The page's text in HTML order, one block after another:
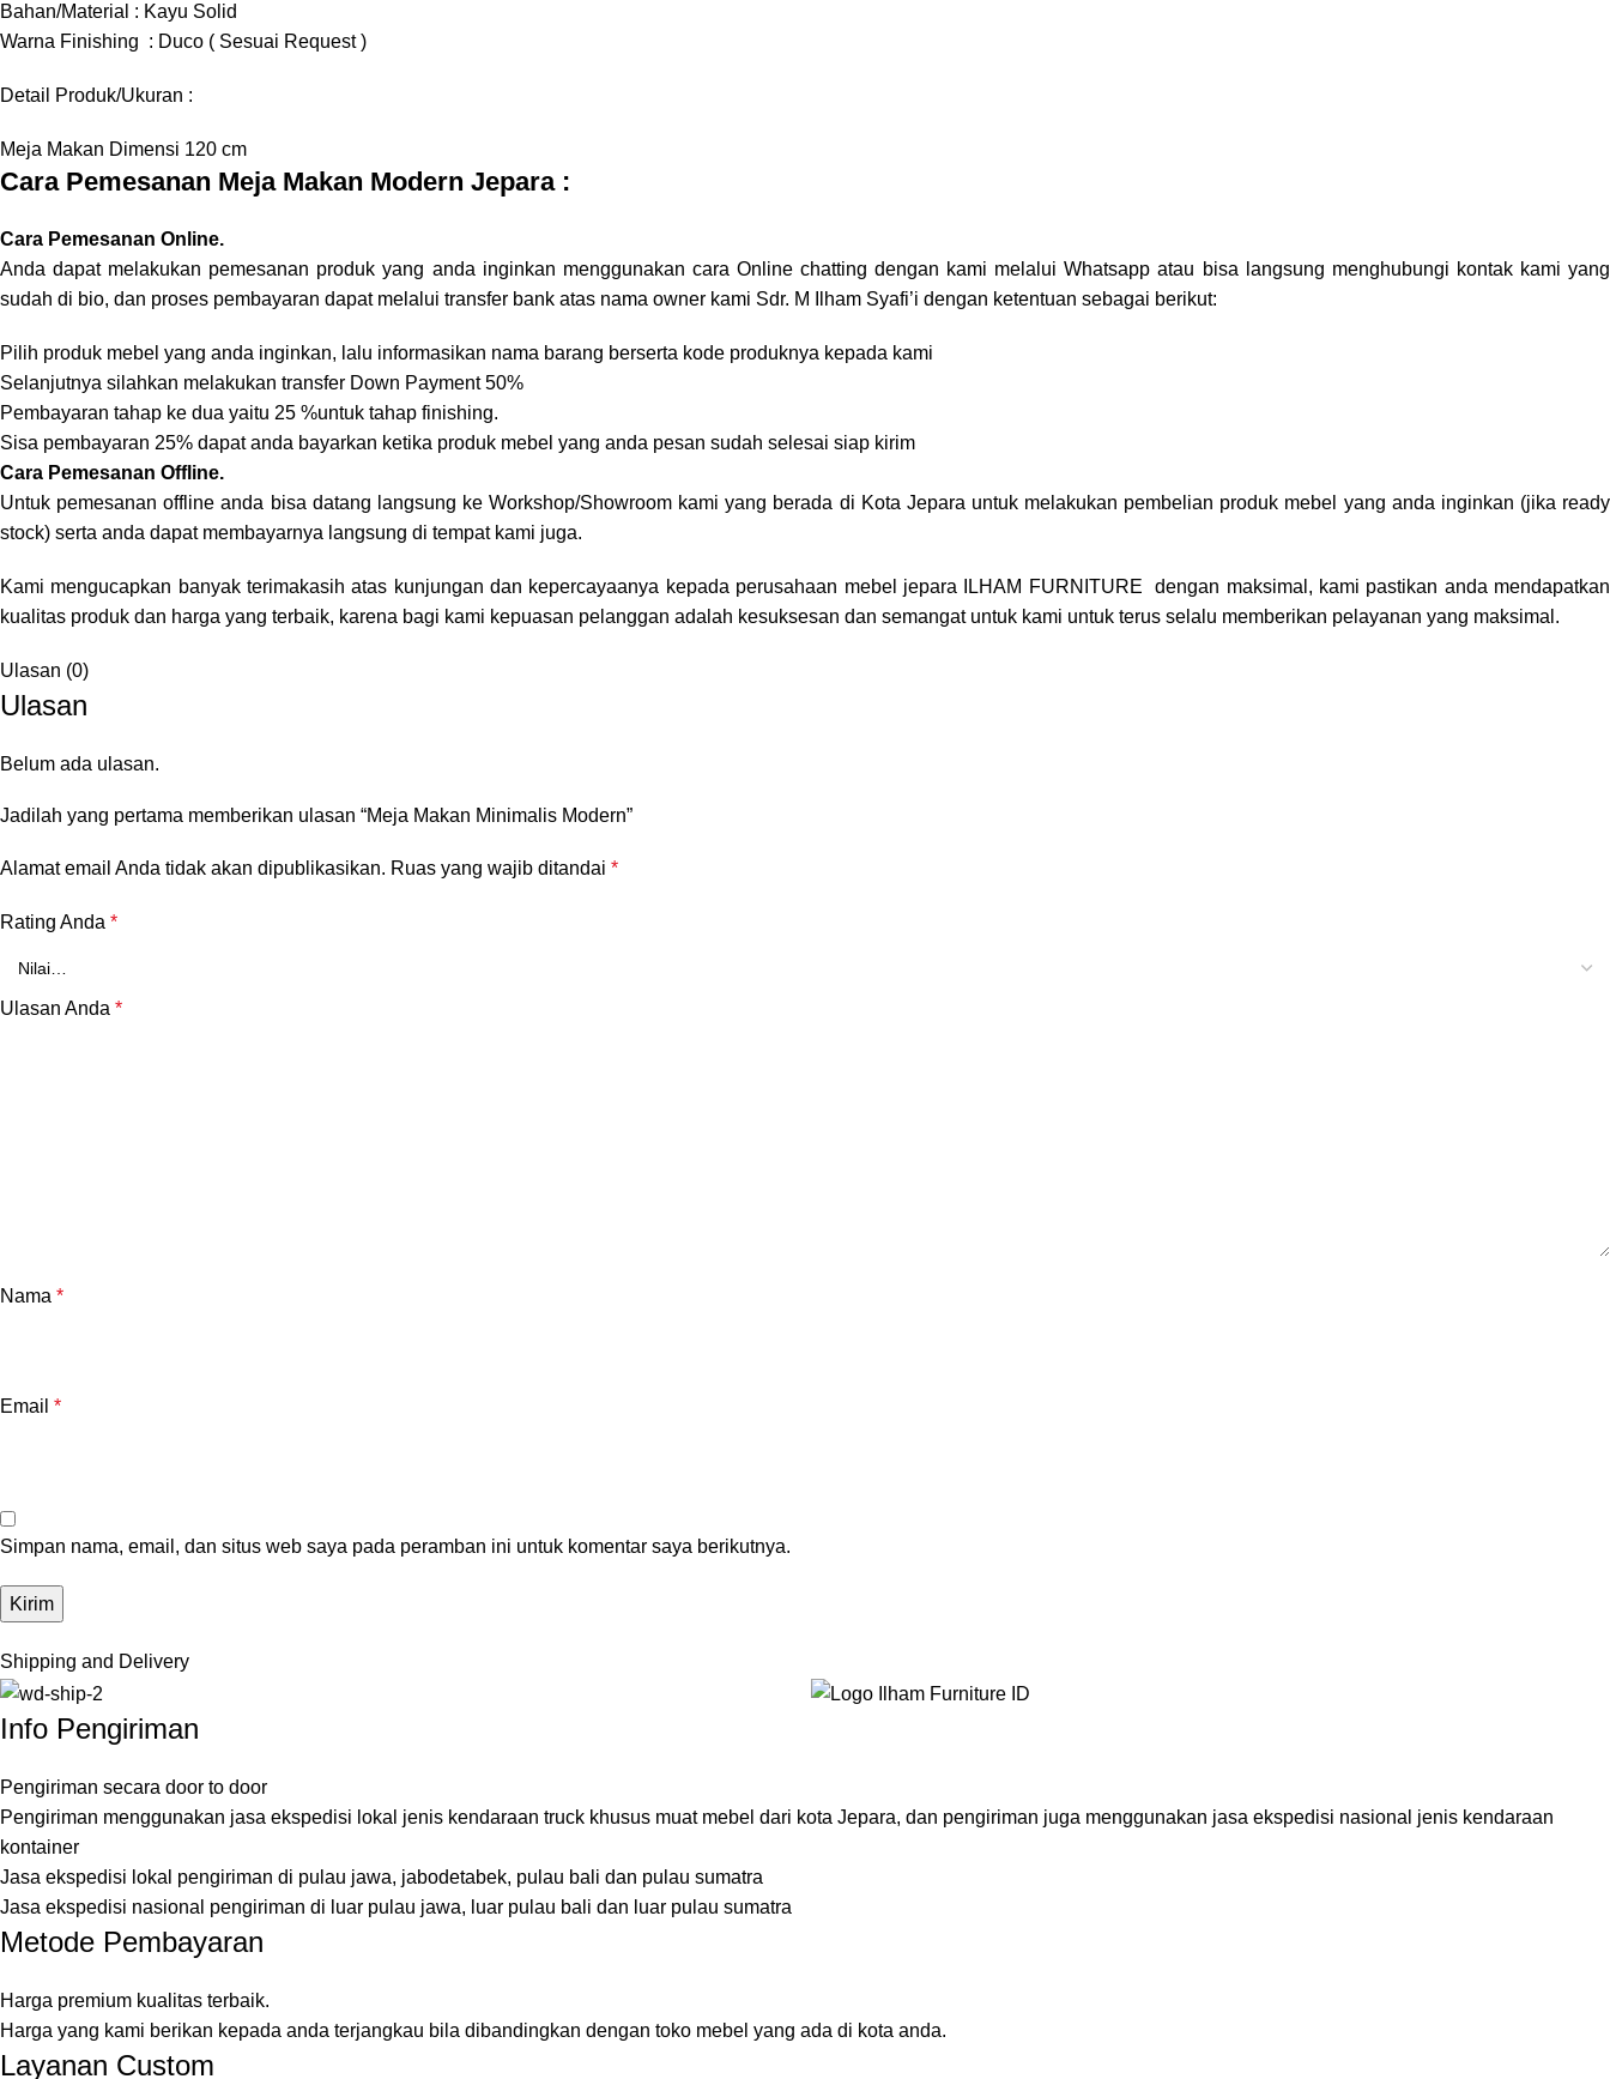
Bahan/Material : Kayu Solid
Warna Finishing : Duco ( Sesuai Request )
Detail Produk/Ukuran :
Meja Makan Dimensi 120 cm
Cara Pemesanan Meja Makan Modern Jepara:
Cara Pemesanan Online.
Anda dapat melakukan pemesanan produk yang anda inginkan menggunakan cara Online chatting dengan kami melaluiWhatsapp atau bisa langsung menghubungi kontak kami yang
sudah di bio, dan proses pembayaran dapat melalui transfer bank atas nama owner kami Sdr. M Ilham Syafi’i dengan ketentuan sebagai berikut:
Pilih produk mebel yang anda inginkan, lalu informasikan nama barang berserta kode produknya kepada kami
Selanjutnya silahkan melakukan transfer Down Payment 50%
Pembayaran tahap ke dua yaitu 25 %untuk tahap finishing.
Sisa pembayaran 25% dapat anda bayarkan ketika produk mebel yang anda pesan sudah selesai siap kirim
Cara Pemesanan Offline.
Untuk pemesanan offline anda bisa datang langsung ke Workshop/Showroom kami yang berada di Kota Jepara untuk melakukan pembelian produk mebel yang anda inginkan (jika ready
stock) serta anda dapat membayarnya langsung di tempat kami juga.
Kami mengucapkan banyak terimakasih atas kunjungan dan kepercayaanya kepada perusahaan mebel jepara ILHAM FURNITURE dengan maksimal, kami pastikan anda mendapatkan
kualitas produk dan harga yang terbaik, karena bagi kami kepuasan pelanggan adalah kesuksesan dan semangat untuk kami untuk terus selalu memberikan pelayanan yang maksimal.
Ulasan (0)
Ulasan
Belum ada ulasan.
Jadilah yang pertama memberikan ulasan “Meja Makan Minimalis Modern”
Alamat email Anda tidak akan dipublikasikan. Ruas yang wajib ditandai *
Rating Anda *
Ulasan Anda *
Nama *
Email *
Simpan nama, email, dan situs web saya pada peramban ini untuk komentar saya berikutnya.
Shipping and Delivery
Info Pengiriman
Pengiriman secara door to door
Pengiriman menggunakan jasa ekspedisi lokal jenis kendaraan truck khusus muat mebel dari kota Jepara, dan pengiriman juga menggunakan jasa ekspedisi nasional jenis kendaraan
kontainer
Jasa ekspedisi lokal pengiriman di pulau jawa, jabodetabek, pulau bali dan pulau sumatra
Jasa ekspedisi nasional pengiriman di luar pulau jawa, luar pulau bali dan luar pulau sumatra
Metode Pembayaran
Harga premium kualitas terbaik.
Harga yang kami berikan kepada anda terjangkau bila dibandingkan dengan toko mebel yang ada di kota anda.
Layanan Custom